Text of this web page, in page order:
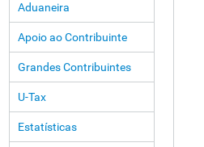
Aduaneira
Apoio ao Contribuinte
Grandes Contribuintes
U-Tax
Estatísticas